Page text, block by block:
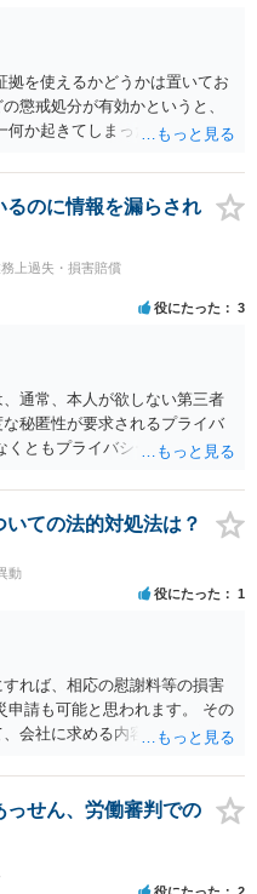
拠を使えるかどうかは置いてお
懲戒処分が有効かというと、
何か起きてしまった場合は処分
るのに情報を漏らされ
上過失・損害賠償
役にたった 3
通常、本人が欲しない第三者
秘匿性が要求されるプライバ
くともプライバシー権侵害にあ
ての法的対処法は？
動
役にたった 1
れば、相応の慰謝料等の損害
申請も可能と思われます。 その
会社に求める内容や、加害者
思います。弁護士によって方
のとなり、関係者も閲覧する可
近くの弁護士にご相談される
せん、労働審判での
役にたった 2